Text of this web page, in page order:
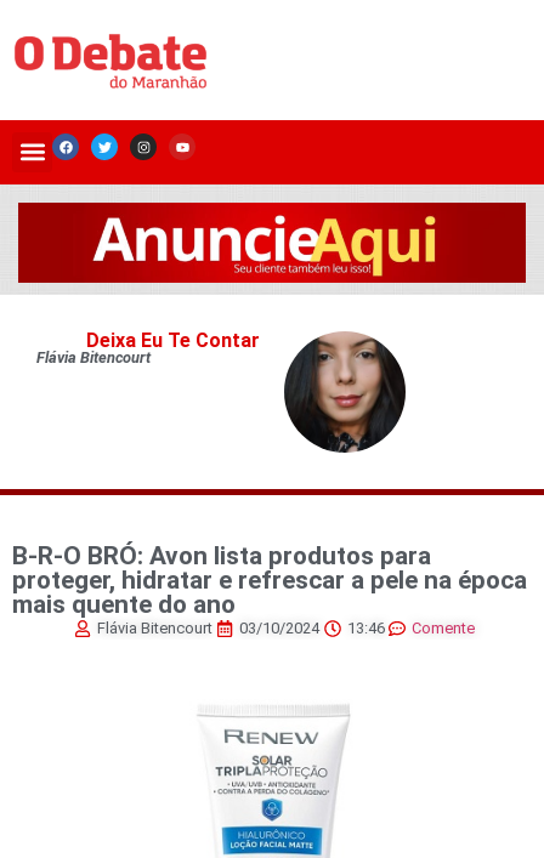
Deixa Eu Te Contar
Flávia Bitencourt
B-R-O BRÓ: Avon lista produtos para
proteger, hidratar e refrescar a pele na época
mais quente do ano
Flávia Bitencourt 03/10/2024 13:46 Comente